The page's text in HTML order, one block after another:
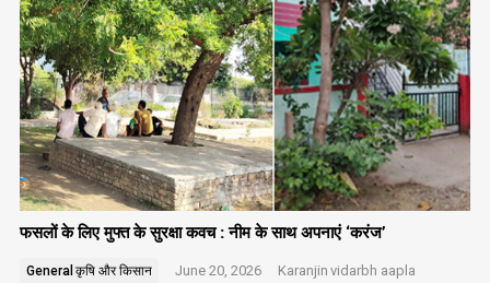
फसलों के लिए मुफ्त के सुरक्षा कवच : नीम के साथ अपनाएं ‘करंज’
General कृषि और किसान June 20, 2026 Karanjin vidarbh aapla